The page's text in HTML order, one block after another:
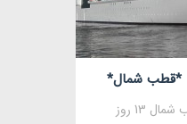
*قطب شمال*
13 روز